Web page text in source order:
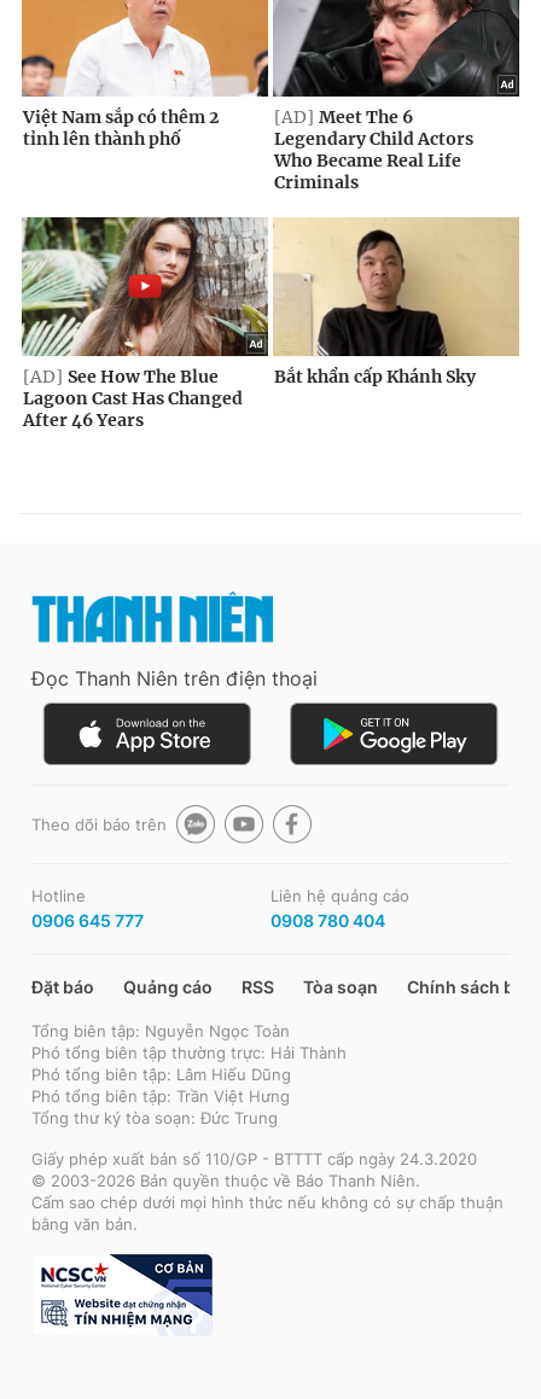
Đọc Thanh Niên trên điện thoại
Theo dõi báo trên
Hotline
0906 645 777
Liên hệ quảng cáo
0908 780 404
Đặt báo Quảng cáo RSS Tòa soạn Chính sách bảo
Tổng biên tập: Nguyễn Ngọc Toàn
Phó tổng biên tập thường trực: Hải Thành
Phó tổng biên tập: Lâm Hiếu Dũng
Phó tổng biên tập: Trần Việt Hưng
Tổng thư ký tòa soạn: Đức Trung
Giấy phép xuất bản số 110/GP - BTTTT cấp ngày 24.3.2020
© 2003-2026 Bản quyền thuộc về Báo Thanh Niên.
Cấm sao chép dưới mọi hình thức nếu không có sự chấp thuận
bằng văn bản.